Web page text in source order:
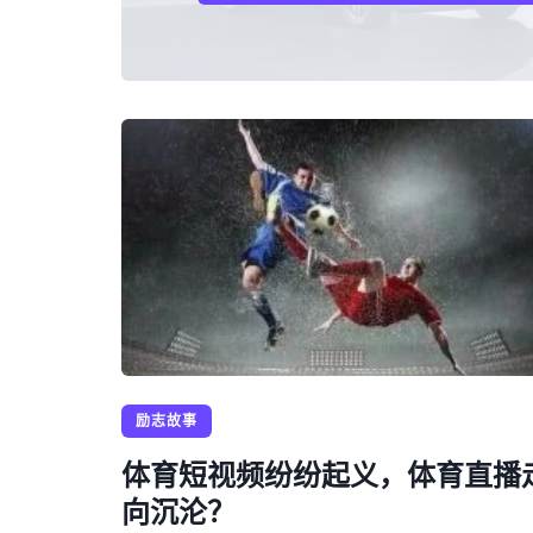
励志故事
体育短视频纷纷起义，体育直播
向沉沦？